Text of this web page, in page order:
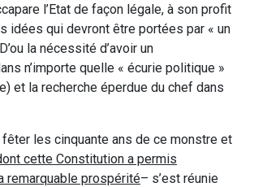
l’Etat de façon légale, à son profit
idées qui devront être portées par « un
la nécessité d’avoir un
n’importe quelle « écurie politique »
et la recherche éperdue du chef dans
les cinquante ans de ce monstre et
cette Constitution a permis
remarquable prospérité– s’est réunie